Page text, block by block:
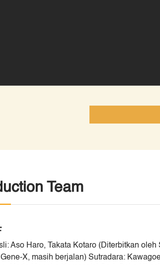
Team
Aso Haro, Takata Kotaro (Diterbitkan
X, masih berjalan) Sutradara: